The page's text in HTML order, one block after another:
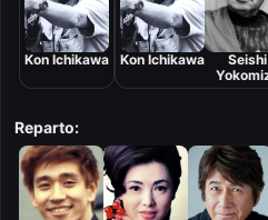
Kon Ichikawa Kon Ichikawa
Seishi
Reparto: